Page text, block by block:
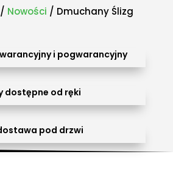
/ Nowości / Dmuchany Ślizg
i pogwarancyjny
dostępne od ręki
pod drzwi